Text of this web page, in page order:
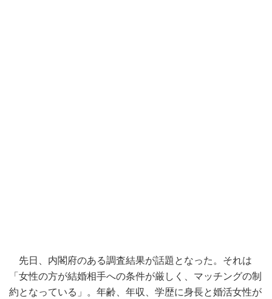
先日、内閣府のある調査結果が話題となった。それは
「女性の方が結婚相手への条件が厳しく、マッチングの制
約となっている」。年齢、年収、学歴に身長と婚活女性が